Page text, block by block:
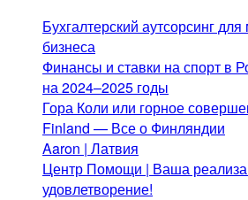
Бухгалтерский аутсорсинг
бизнеса
Финансы и ставки на спорт в
на 2024–2025 годы
Гора Коли или горное
Finland — Все о Финляндии
Aaron | Латвия
Центр Помощи | Ваша
удовлетворение!